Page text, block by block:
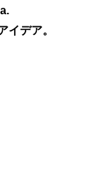
イデア。